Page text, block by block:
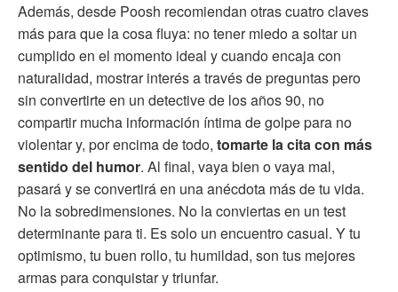
Además, desde Poosh recomiendan otras cuatro claves
más para que la cosa fluya: no tener miedo a soltar un
cumplido en el momento ideal y cuando encaja con
naturalidad, mostrar interés a través de preguntas pero
sin convertirte en un detective de los años 90, no
compartir mucha información íntima de golpe para no
violentar y, por encima de todo, tomarte la cita con más
sentido del humor. Al final, vaya bien o vaya mal,
pasará y se convertirá en una anécdota más de tu vida.
No la sobredimensiones. No la conviertas en un test
determinante para ti. Es solo un encuentro casual. Y tu
optimismo, tu buen rollo, tu humildad, son tus mejores
armas para conquistar y triunfar.